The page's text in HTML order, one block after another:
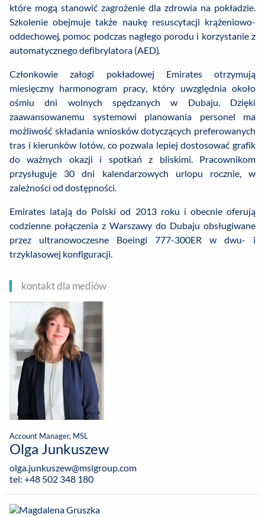
które mogą stanowić zagrożenie dla zdrowia na pokładzie.
Szkolenie obejmuje także naukę resuscytacji krążeniowo-
oddechowej, pomoc podczas nagłego porodu i korzystanie z
automatycznego defibrylatora (AED).
Członkowie załogi pokładowej Emirates otrzymują
miesięczny harmonogram pracy, który uwzględnia około
ośmiu dni wolnych spędzanych w Dubaju. Dzięki
zaawansowanemu systemowi planowania personel ma
możliwość składania wniosków dotyczących preferowanych
tras i kierunków lotów, co pozwala lepiej dostosować grafik
do ważnych okazji i spotkań z bliskimi. Pracownikom
przysługuje 30 dni kalendarzowych urlopu rocznie, w
zależności od dostępności.
Emirates latają do Polski od 2013 roku i obecnie oferują
codzienne połączenia z Warszawy do Dubaju obsługiwane
przez ultranowoczesne Boeingi 777-300ER w dwu- i
trzyklasowej konfiguracji.
kontakt dla mediów
Account Manager, MSL
Olga Junkuszew
olga.junkuszew@mslgroup.com
tel: +48 502 348 180